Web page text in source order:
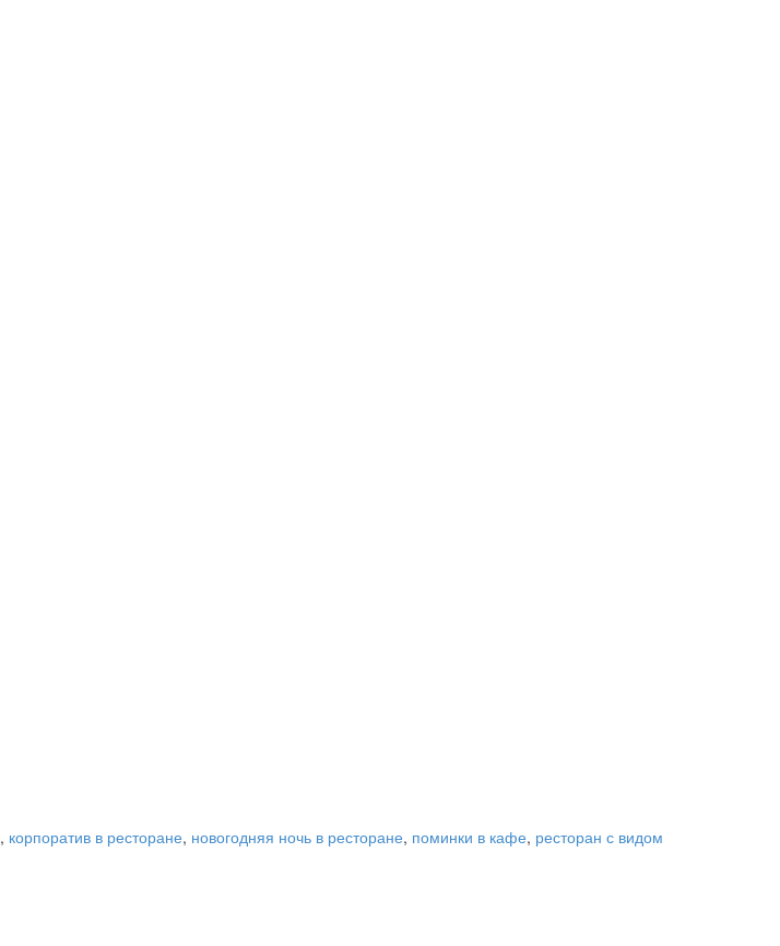
, корпоратив в ресторане, новогодняя ночь в ресторане, поминки в кафе, ресторан с видом